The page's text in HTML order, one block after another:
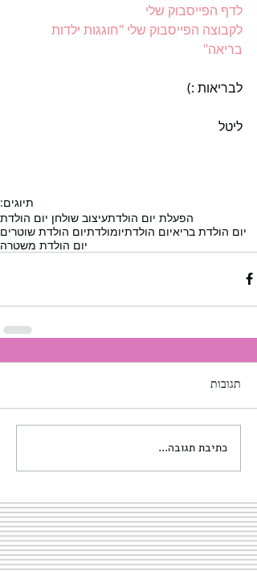
לדף הפייסבוק שלי
לקבוצה הפייסבוק שלי "חוגגות ילדות
בריאה"
לבריאות :)
ליטל
תיוגים:
הפעלת יום הולדתעיצוב שולחן יום הולדת
יום הולדת בריאיום הולדתיומולדתיום הולדת שוטרים
יום הולדת משטרה
תגובות
כתיבת תגובה...